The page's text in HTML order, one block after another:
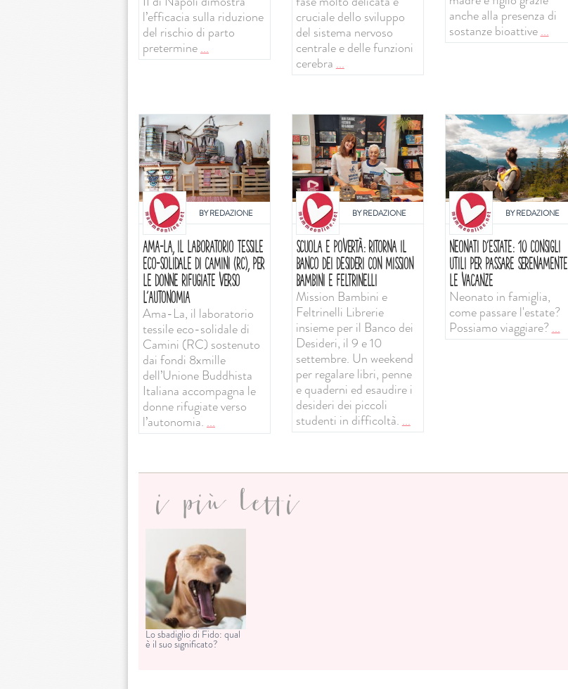
l’efficacia sulla riduzione
del rischio di parto
pretermine...
cruciale dello sviluppo
del sistema nervoso
centrale e delle funzioni
cerebra ...
anche alla presenza di
sostanze bioattive...
BYREDAZIONE
AMA-LA, IL LABORATORIO TESSILE
ECO-SOLIDALE DI CAMINI (RC), PER
LE DONNE RIFUGIATE VERSO
L’AUTONOMIA
Ama-La, il laboratorio
tessile eco-solidale di
Camini (RC) sostenuto
dai fondi 8xmille
dell’Unione Buddhista
Italiana accompagna le
donne rifugiate verso
l’autonomia. ...
BYREDAZIONE
SCUOLA E POVERTÀ: RITORNA IL
BANCO DEI DESIDERI CON MISSION
BAMBINI E FELTRINELLI
Mission Bambini e
Feltrinelli Librerie
insieme per il Banco dei
Desideri, il 9 e 10
settembre. Un weekend
per regalare libri, penne
e quaderni ed esaudire i
desideri dei piccoli
studenti in difficoltà. ...
BYREDAZIONE
NEONATI D'ESTATE: 10 CONSIGLI
UTILI PER PASSARE SERENAMENTE
LE VACANZE
Neonato in famiglia,
come passare l'estate?
Possiamo viaggiare?...
i più letti
Lo sbadiglio di Fido: qual
è il suo significato?